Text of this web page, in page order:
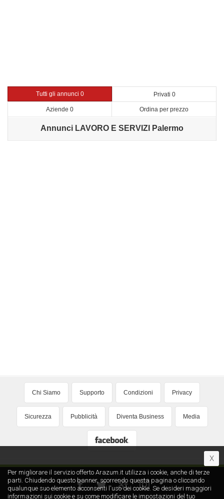
Tutti gli annunci 0 Privati 0
Aziende 0 Ordina per prezzo
Annunci LAVORO E SERVIZI Palermo
Chi Siamo Supporto Condizioni Privacy
Sicurezza Pubblicità Diventa Business Media
Per migliorare il servizio offerto Arazum.it utilizza i cookie, anche di terze
parti. Chiudendo questo banner, scorrendo questa pagina o cliccando
qualunque suo elemento acconsenti l′uso dei cookie. Se desideri maggiori
informazioni sui cookie e su come modificare le impostazioni del tuo
X